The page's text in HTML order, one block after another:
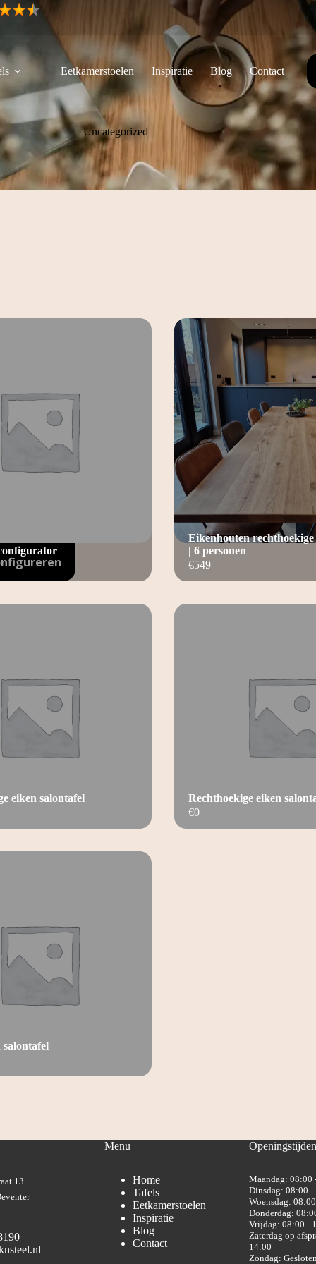
Eetkamerstoelen Inspiratie Blog Contact
Uncategorized
€549
Eikenhouten
| 6 personen
eiken salontafel
€0
Rechthoekige eiken
salontafel
13
Menu
Home
Tafels
Eetkamerstoelen
Inspiratie
Blog
Contact
Maandag: 08:00
Dinsdag: 08:00 -
Woensdag:
Donderdag:
Vrijdag: 08:00 -
Zaterdag op
14:00
Zondag: